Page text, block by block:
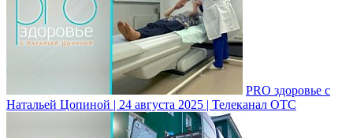
PRO здоровье с
Натальей Цопиной | 24 августа 2025 | Телеканал ОТС